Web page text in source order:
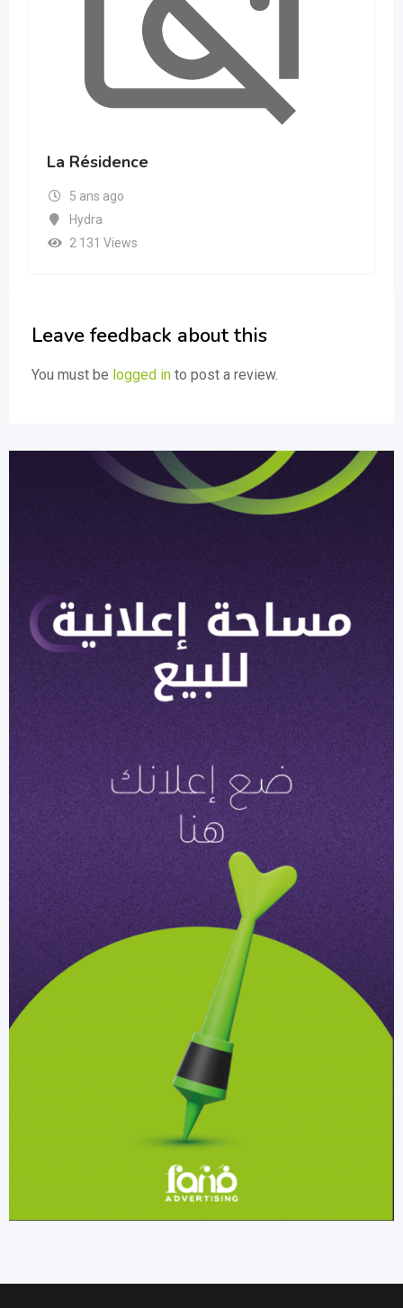
La Résidence
5 ans ago
Hydra
2 131 Views
Leave feedback about this
You must be logged in to post a review.